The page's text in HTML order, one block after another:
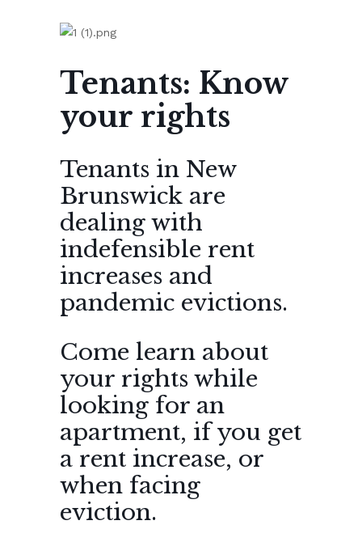
Tenants: Know
your rights
Tenants in New
Brunswick are
dealing with
indefensible rent
increases and
pandemic evictions.
Come learn about
your rights while
looking for an
apartment, if you get
a rent increase, or
when facing
eviction.